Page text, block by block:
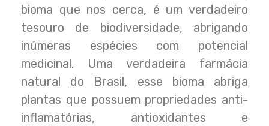
bioma que nos cerca, é um verdadeiro
tesouro de biodiversidade, abrigando
inúmeras espécies com potencial
medicinal. Uma verdadeira farmácia
natural do Brasil, esse bioma abriga
plantas que possuem propriedades anti-
inflamatórias, antioxidantes e